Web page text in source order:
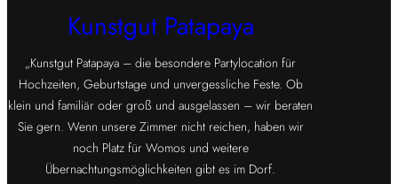
Kunstgut Patapaya
„Kunstgut Patapaya – die besondere Partylocation für
Hochzeiten, Geburtstage und unvergessliche Feste. Ob
klein und familiär oder groß und ausgelassen – wir beraten
Sie gern. Wenn unsere Zimmer nicht reichen, haben wir
noch Platz für Womos und weitere
Übernachtungsmöglichkeiten gibt es im Dorf.